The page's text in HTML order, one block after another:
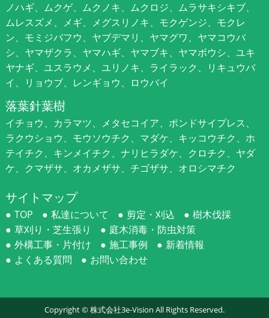
ノハギ、ムクゲ、ムクノキ、ムクロジ、ムラサキシキブ、
ムレスズメ、メギ、メグスリノキ、モクゲンジ、モクレ
ン、モミジバフウ、ヤブデマリ、ヤマグワ、ヤマコウバ
シ、ヤマザクラ、ヤマハギ、ヤマブキ、ヤマボウシ、ユキ
ヤナギ、ユスラウメ、ユリノキ、ライラック、リキュウバ
イ、リョウブ、レンギョウ、ロウバイ
落葉針葉樹
イチョウ、カラマツ、メタセコイア、ポンドサイプレス、
ラクウショウ、モウソウチク、マダケ、キッコウチク、ホ
テイチク、キンメイチク、ナリヒラダケ、クロチク、ヤダ
ケ、クマザサ、オカメザサ、チゴザサ、オロシマチク
サイトマップ
TOP 私達について 剪定・刈込
樹木伐採
草刈り・芝生張り
庭木消毒・防虫対策
外構工事・片付け
施工事例
新着情報
よくある質問
お問い合わせ
Copyright ©株式会社3e-Vision All Rights Reserved.